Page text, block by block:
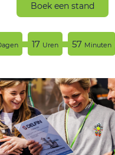
Boek een stand
17 Uren 57 Minuten